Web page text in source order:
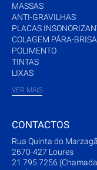
MASSAS
ANTI-GRAVILHAS
PLACAS
COLAGEM PÁRA-
POLIMENTO
TINTAS
LIXAS
VER MAIS
CONTACTOS
Rua Quinta do
2670-427 Loures
21 795 7256